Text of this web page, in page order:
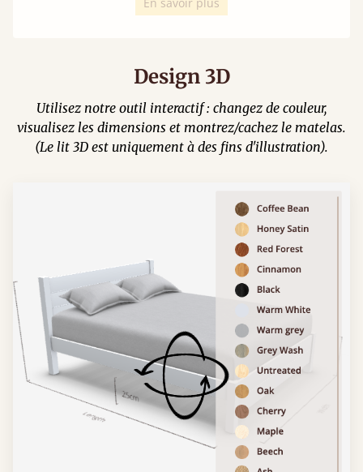
Design 3D
Utilisez notre outil interactif : changez de couleur,
visualisez les dimensions et montrez/cachez le matelas.
(Le lit 3D est uniquement à des fins d'illustration).